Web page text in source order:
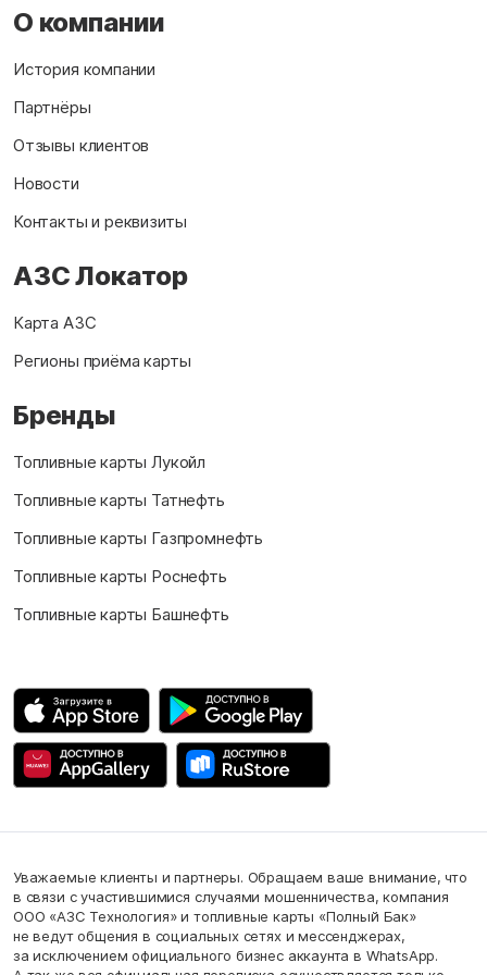
О компании
История компании
Партнёры
Отзывы клиентов
Новости
Контакты и реквизиты
АЗС Локатор
Карта АЗС
Регионы приёма карты
Бренды
Топливные карты Лукойл
Топливные карты Татнефть
Топливные карты Газпромнефть
Топливные карты Роснефть
Топливные карты Башнефть
Уважаемые клиенты и партнеры. Обращаем ваше внимание, что
в связи с участившимися случаями мошенничества, компания
ООО «АЗС Технология» и топливные карты «Полный Бак»
не ведут общения в социальных сетях и мессенджерах,
за исключением официального бизнес аккаунта в WhatsApp.